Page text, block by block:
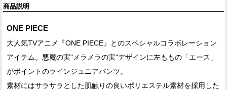
商品説明
ONE PIECE
大人気TVアニメ『ONE PIECE』とのスペシャルコラボレーション
アイテム。悪魔の実"メラメラの実"デザインに左ももの「エース」
がポイントのラインジュニアパンツ。
素材にはサラサラとした肌触りの良いポリエステル素材を採用した